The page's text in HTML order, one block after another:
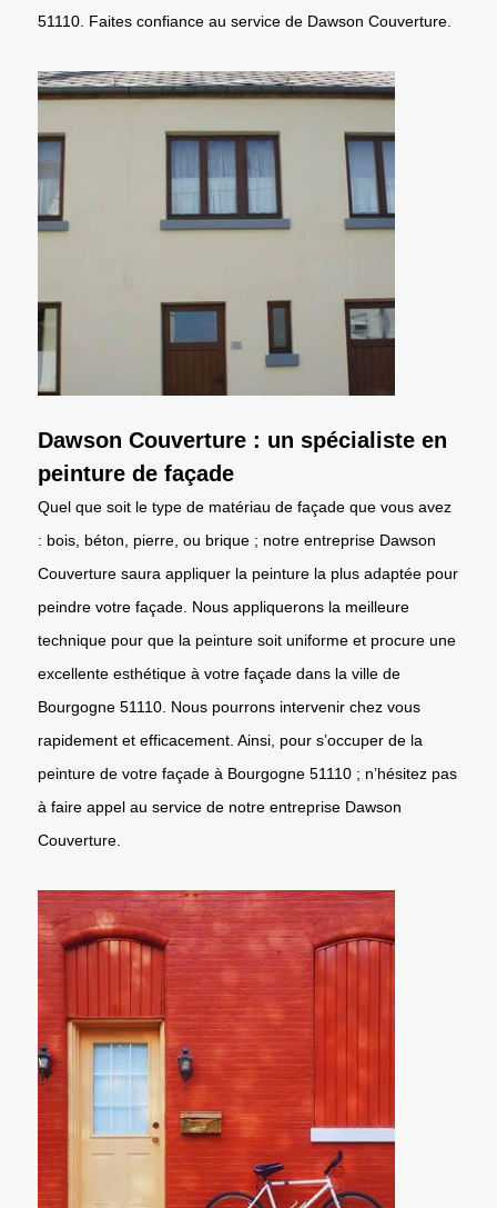
51110. Faites confiance au service de Dawson Couverture.
Dawson Couverture : un spécialiste en
peinture de façade
Quel que soit le type de matériau de façade que vous avez
: bois, béton, pierre, ou brique ; notre entreprise Dawson
Couverture saura appliquer la peinture la plus adaptée pour
peindre votre façade. Nous appliquerons la meilleure
technique pour que la peinture soit uniforme et procure une
excellente esthétique à votre façade dans la ville de
Bourgogne 51110. Nous pourrons intervenir chez vous
rapidement et efficacement. Ainsi, pour s’occuper de la
peinture de votre façade à Bourgogne 51110 ; n’hésitez pas
à faire appel au service de notre entreprise Dawson
Couverture.